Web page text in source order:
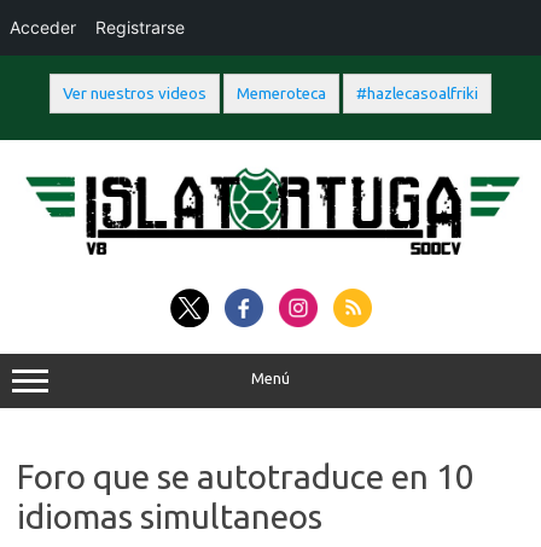
Ver nuestros videos Memeroteca #hazlecasoalfriki
contenido
Menú
Foro que se autotraduce en 10
idiomas simultaneos
Acceder Registrarse